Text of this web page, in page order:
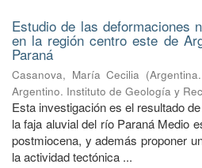
Estudio de las deformaciones
en la región centro este de
Paraná
Casanova, María Cecilia (
Argentino. Instituto de Geología y
Esta investigación es el resultado
la faja aluvial del río Paraná Medio
postmiocena, y además proponer
la actividad tectónica ...